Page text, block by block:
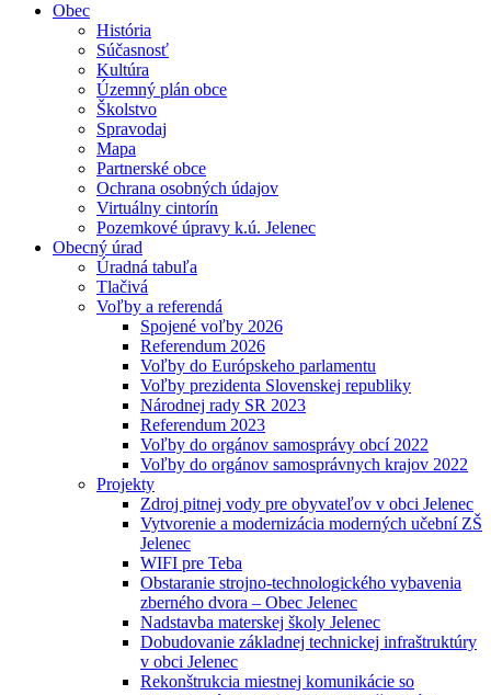
Obec
História
Súčasnosť
Kultúra
Územný plán obce
Školstvo
Spravodaj
Mapa
Partnerské obce
Ochrana osobných údajov
Virtuálny cintorín
Pozemkové úpravy k.ú. Jelenec
Obecný úrad
Úradná tabuľa
Tlačivá
Voľby a referendá
Spojené voľby 2026
Referendum 2026
Voľby do Európskeho parlamentu
Voľby prezidenta Slovenskej republiky
Národnej rady SR 2023
Referendum 2023
Voľby do orgánov samosprávy obcí 2022
Voľby do orgánov samosprávnych krajov 2022
Projekty
Zdroj pitnej vody pre obyvateľov v obci Jelenec
Vytvorenie a modernizácia moderných učební ZŠ
Jelenec
WIFI pre Teba
Obstaranie strojno-technologického vybavenia
zberného dvora – Obec Jelenec
Nadstavba materskej školy Jelenec
Dobudovanie základnej technickej infraštruktúry
v obci Jelenec
Rekonštrukcia miestnej komunikácie so